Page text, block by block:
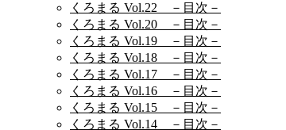
くろまる Vol.22 －目次－
くろまる Vol.20 －目次－
くろまる Vol.19 －目次－
くろまる Vol.18 －目次－
くろまる Vol.17 －目次－
くろまる Vol.16 －目次－
くろまる Vol.15 －目次－
くろまる Vol.14 －目次－